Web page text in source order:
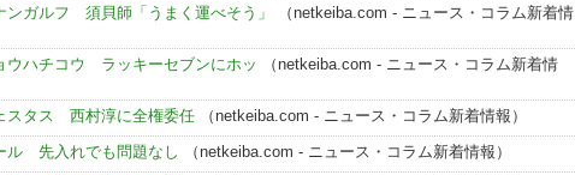
ンガルフ 須貝師「うまく運べそう」
（netkeiba.com - ニュース・コラム新着情
ウハチコウ ラッキーセブンにホッ
（netkeiba.com - ニュース・コラム新着情
スタス 西村淳に全権委任（netkeiba.com - ニュース・コラム新着情報）
ル 先入れでも問題なし （netkeiba.com - ニュース・コラム新着情報）